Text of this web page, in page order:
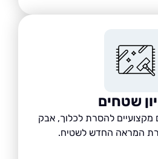
להסרת לכלוך, אבק
החדש לשטיח.